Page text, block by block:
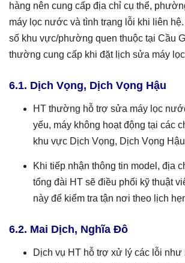
hàng nên cung cấp địa chỉ cụ thể,
máy lọc nước và tình trạng lỗi khi liên
số khu vực/phường quen thuộc tại Cầu
thường cung cấp khi đặt lịch sửa máy
6.1. Dịch Vọng, Dịch Vọng Hậu
HT thường hỗ trợ sửa máy lọc
yếu, máy không hoạt động tại các
khu vực Dịch Vọng, Dịch Vọng
Khi tiếp nhận thông tin model, địa
tổng đài HT sẽ điều phối kỹ thuật
này để kiểm tra tận nơi theo lịch
6.2. Mai Dịch, Nghĩa Đô
Dịch vụ HT hỗ trợ xử lý các lỗi như